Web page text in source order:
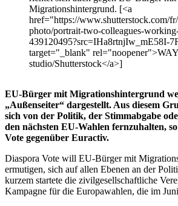
Migrationshintergrund. [<a
href="https://www.shutterstock.com/
photo/portrait-two-colleagues-
439120495?src=IHa8rtnjIw_mE58I-
target="_blank"
studio/Shutterstock</a>]
EU-Bürger mit Migrationshintergrund
„Außenseiter“ dargestellt. Aus diesem
sich von der Politik, der Stimmabgabe
den nächsten EU-Wahlen fernzuhalten,
Vote gegenüber Euractiv.
Diaspora Vote will EU-Bürger mit
ermutigen, sich auf allen Ebenen an der
kurzem startete die zivilgesellschaftliche
Kampagne für die Europawahlen, die im